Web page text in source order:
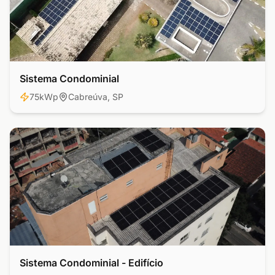
Residencial
Sistema Condominial
75kWp Cabreúva, SP
Comercial
Sistema Condominial - Edifício